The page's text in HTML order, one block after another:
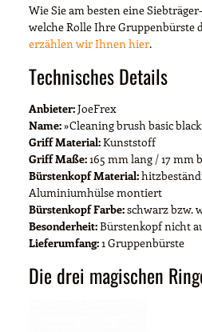
Wie Sie am besten eine
welche Rolle Ihre Gruppenbürste
erzählen wir Ihnen hier.
Technisches Details
Anbieter:JoeFrex
Name:»Cleaning brush basic
Griff Material:Kunststoff
Griff Maße:165 mm lang / 17 mm
Bürstenkopf Material:
Aluminiumhülse montiert
Bürstenkopf Farbe:schwarz bzw.
Besonderheit:Bürstenkopf nicht
Lieferumfang:1 Gruppenbürste
Die drei magischen